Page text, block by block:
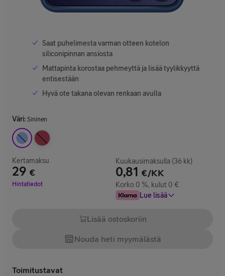
Saat puhelimesta varman otteen kotelon
siliconipinnan ansiosta
Mattapinta korostaa pehmeyttä ja lisää tyylikkyyttä
entisestään
Hyvä ote takana olevan renkaan avulla
Väri: Sininen
Kertamaksu
29 €
Hinta 29 €
Hintatiedot
Kuukausimaksulla (36 kk)
0,81 €/KK
Korko 0 %, kulut 0 €
Lue lisää
Lisää ostoskoriin
Nouda heti myymälästä
Toimitustavat